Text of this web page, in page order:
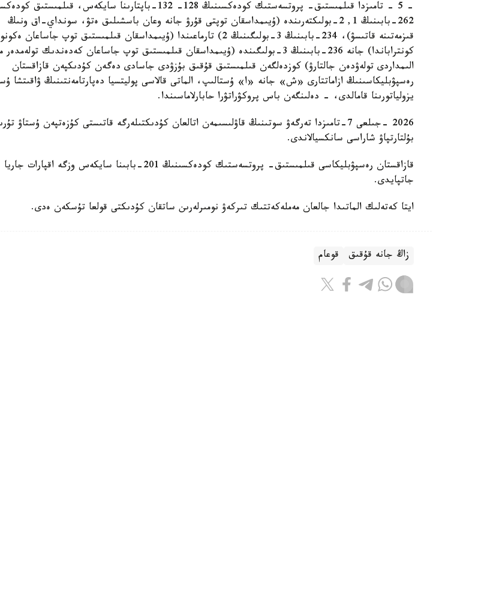
- 5 - تامىزدا قىلمىستىق- پروتسەستىك كودەكسىنىڭ 128- 132-باپتارىنا سايكەس،
262-بابىنىڭ 1, 2-بولىكتەرىندە (ۇيىمداسقان توپتى قۇرۋ جانە وعان باسشىلىق ەتۋ، سونداي-اق ونىڭ
قىزمەتىنە قاتىسۋ)، 234-بابىنىڭ 3-بولىگىنىڭ 2) تارماعىندا (ۇيىمداسقان قىلمىستىق توپ جاساعان
كونتراباندا) جانە 236-بابىنىڭ 3-بولىگىندە (ۇيىمداسقان قىلمىستىق توپ جاساعان كەدەندىك
الىمداردى تولەۋدەن جالتارۋ) كوزدەلگەن قىلمىستىق قۇقىق بۇزۋدى جاسادى دەگەن كۇدىكپەن قازاقستان
رەسپۋبليكاسىنىڭ ازاماتتارى «ش» جانە «ا» ۇستالىپ، الماتى قالاسى پوليتسيا دەپارتامەنتىنىڭ ۋاقىتشا
يزولياتورىنا قامالدى، - دەلىنگەن باس پروكۋراتۋرا حابارلاماسىندا.
2026 -جىلعى 7-تامىزدا تەرگەۋ سوتىنىڭ قاۋلىسىمەن اتالعان كۇدىكتىلەرگە قاتىستى كۇزەتپەن ۇستاۋ
بۇلتارتپاۋ شاراسى سانكسيالاندى.
قازاقستان رەسپۋبليكاسى قىلمىستىق- پروتسەستىك كودەكسىنىڭ 201-بابىنا سايكەس وزگە
جاتپايدى.
ايتا كەتەلىك الماتىدا جالعان مەملەكەتتىك تىركەۋ نومىرلەرىن ساتقان كۇدىكتى قولعا تۇسكەن ەدى.
زاڭ جانە قۇقىق قوعام